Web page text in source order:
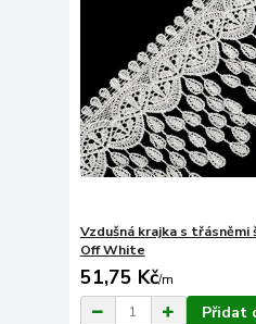
Vzdušná krajka s třásněmi
Off White
51,75 Kč/m
Přidat